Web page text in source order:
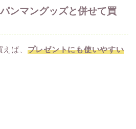
ンマングッズと併せて買
ば、 プレゼントにも使いやすい